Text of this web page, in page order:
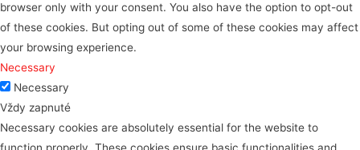
browser only with your consent. You also have the option to opt-out
of these cookies. But opting out of some of these cookies may affect
your browsing experience.
Necessary
Necessary
Vždy zapnuté
Necessary cookies are absolutely essential for the website to